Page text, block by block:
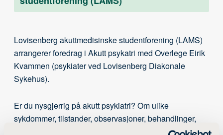
Lovisenberg akuttmedisinske studentforening (LAMS)
arrangerer foredrag i Akutt psykatri med Overlege Eirik
Kvammen (psykiater ved Lovisenberg Diakonale
Sykehus).
Er du nysgjerrig på akutt psykiatri? Om ulike
sykdommer, tilstander, observasjoner, behandlinger,
bruk av tvang, voldsrisiko og mer? Kom på foredraget